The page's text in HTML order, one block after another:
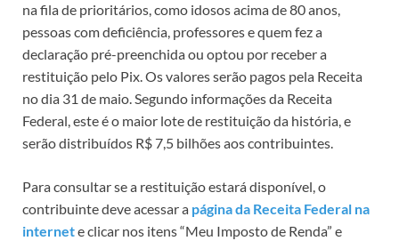
na fila de prioritários, como idosos acima de 80 anos,
pessoas com deficiência, professores e quem fez a
declaração pré-preenchida ou optou por receber a
restituição pelo Pix. Os valores serão pagos pela Receita
no dia 31 de maio. Segundo informações da Receita
Federal, este é o maior lote de restituição da história, e
serão distribuídos R$ 7,5 bilhões aos contribuintes.
Para consultar se a restituição estará disponível, o
contribuinte deve acessar a página da Receita Federal na
internete clicar nos itens “Meu Imposto de Renda” e